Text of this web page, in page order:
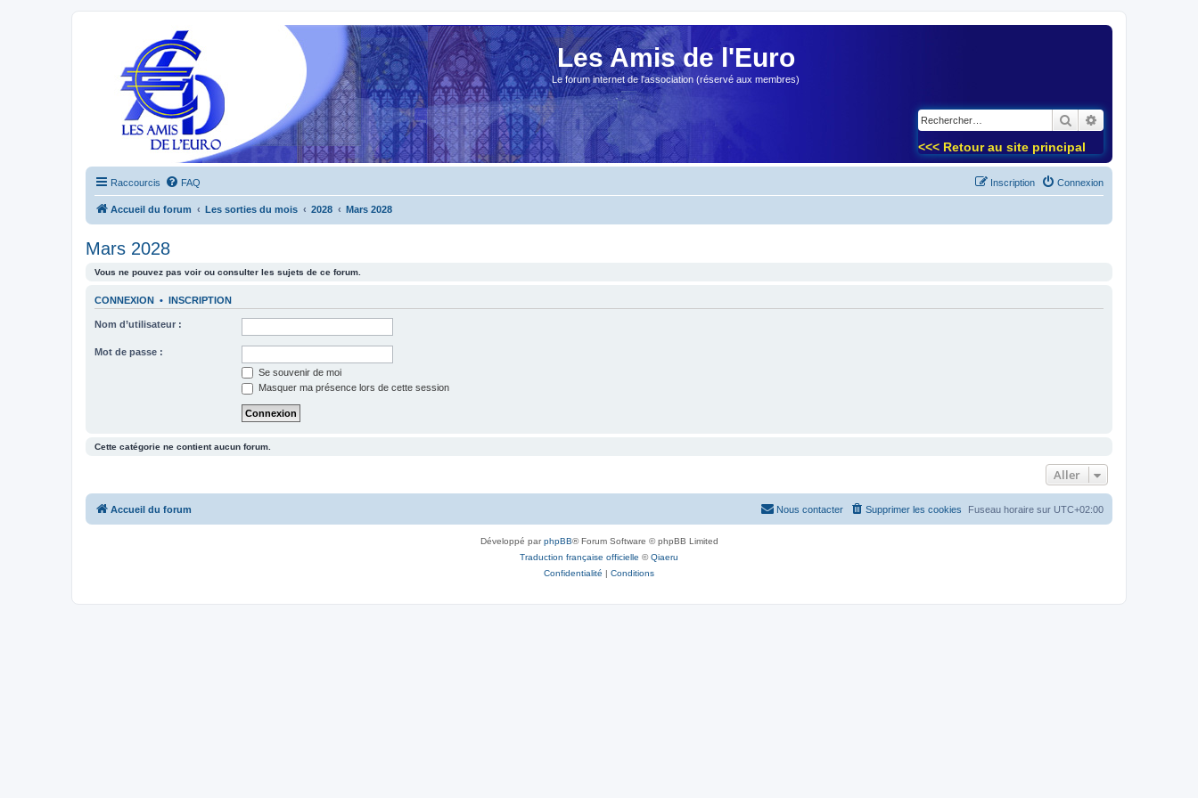
Les Amis de l'Euro
Le forum internet de l'association (réservé aux membres)
Rechercher
<<< Retour au site principal
Raccourcis FAQ Connexion
Inscription
Accueil du forum Les sorties du mois 2028 Mars 2028
Mars 2028
Vous ne pouvez pas voir ou consulter les sujets de ce forum.
CONNEXION • INSCRIPTION
Nom d’utilisateur :
Mot de passe :
Se souvenir de moi
Masquer ma présence lors de cette session
Cette catégorie ne contient aucun forum.
Aller
Accueil du forum Fuseau horaire sur UTC+02:00
Supprimer les cookies
Nous contacter
Développé parphpBB® Forum Software © phpBB Limited
Traduction française officielle ©Qiaeru
Confidentialité | Conditions